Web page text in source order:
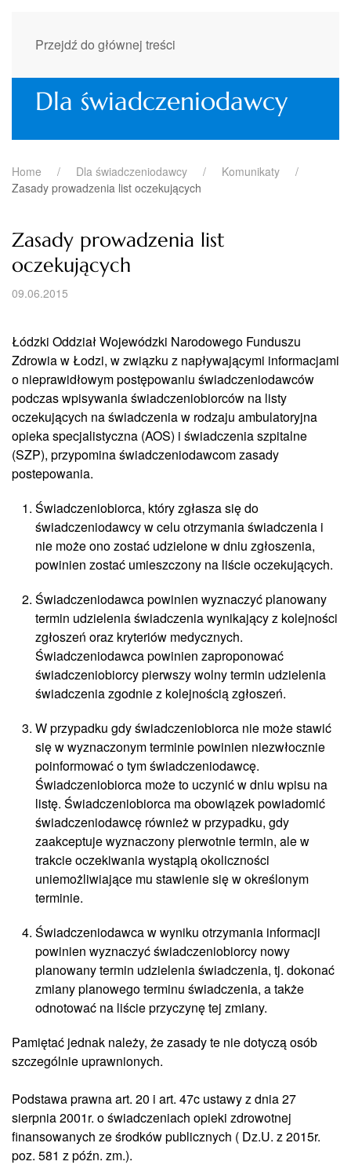
Przejdź do głównej treści
Dla świadczeniodawcy
Home Dla świadczeniodawcy
Komunikaty
Zasady prowadzenia list oczekujących
Zasady prowadzenia list
oczekujących
09.06.2015
Łódzki Oddział Wojewódzki Narodowego Funduszu
Zdrowia w Łodzi, w związku z napływającymi informacjami
o nieprawidłowym postępowaniu świadczeniodawców
podczas wpisywania świadczeniobiorców na listy
oczekujących na świadczenia w rodzaju ambulatoryjna
opieka specjalistyczna (AOS) i świadczenia szpitalne
(SZP), przypomina świadczeniodawcom zasady
postepowania.
Świadczeniobiorca, który zgłasza się do
świadczeniodawcy w celu otrzymania świadczenia i
nie może ono zostać udzielone w dniu zgłoszenia,
powinien zostać umieszczony na liście oczekujących.
Świadczeniodawca powinien wyznaczyć planowany
termin udzielenia świadczenia wynikający z kolejności
zgłoszeń oraz kryteriów medycznych.
Świadczeniodawca powinien zaproponować
świadczeniobiorcy pierwszy wolny termin udzielenia
świadczenia zgodnie z kolejnością zgłoszeń.
W przypadku gdy świadczeniobiorca nie może stawić
się w wyznaczonym terminie powinien niezwłocznie
poinformować o tym świadczeniodawcę.
Świadczeniobiorca może to uczynić w dniu wpisu na
listę. Świadczeniobiorca ma obowiązek powiadomić
świadczeniodawcę również w przypadku, gdy
zaakceptuje wyznaczony pierwotnie termin, ale w
trakcie oczekiwania wystąpią okoliczności
uniemożliwiające mu stawienie się w określonym
terminie.
Świadczeniodawca w wyniku otrzymania informacji
powinien wyznaczyć świadczeniobiorcy nowy
planowany termin udzielenia świadczenia, tj. dokonać
zmiany planowego terminu świadczenia, a także
odnotować na liście przyczynę tej zmiany.
Pamiętać jednak należy, że zasady te nie dotyczą osób
szczególnie uprawnionych.
Podstawa prawna art. 20 i art. 47c ustawy z dnia 27
sierpnia 2001r. o świadczeniach opieki zdrowotnej
finansowanych ze środków publicznych ( Dz.U. z 2015r.
poz. 581 z późn. zm.).